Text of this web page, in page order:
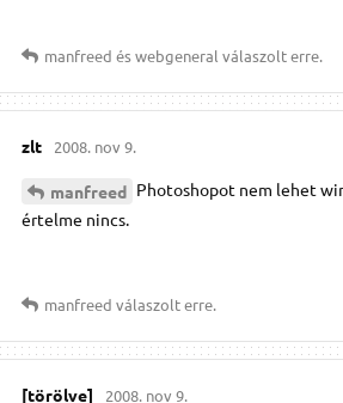
manfreed éswebgeneral válaszolt erre.
zlt 2008. nov 9.
manfreed Photoshopot nem lehet
értelme nincs.
manfreed válaszolt erre.
[törölve] 2008. nov 9.